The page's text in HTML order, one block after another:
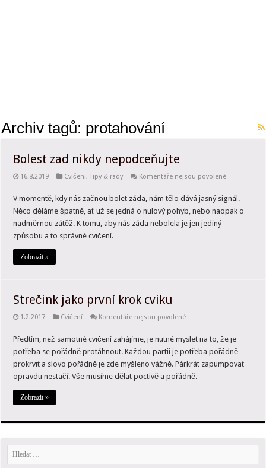
Archiv tagů: protahování
Bolest zad nikdy nepodceňujte
16.8.2019 Cvičení,Tipy & rady Komentáře nejsou povolenéu
názvem
Bolest
zad
V momentě, kdy nás začnou bolet záda, nám tělo dává jasný signál.
Něco děláme špatně, ať už se jedná o nulový pohyb, nebo naopak o
nadměrnou zátěž. K tomu, aby nás záda nebolela je jen jediný
způsobu a to správné cvičení.
Zobrazit »
Strečink jako první krok cviku
1.2.2017 Cvičení Komentáře nejsou povolenéu
názvem
Strečink
jako
první
cviku
Předtím, než samotné cvičení zahájíme, je nutné myslet na to, že je
potřeba se pořádně protáhnout. Každou partii je potřeba pořádně
prokrvit a slovo pořádně je zde myšleno vážně. Párkrát zapumpovat
opravdu nestačí. Vše musíme dělat poctivě a pořádně.
Zobrazit »